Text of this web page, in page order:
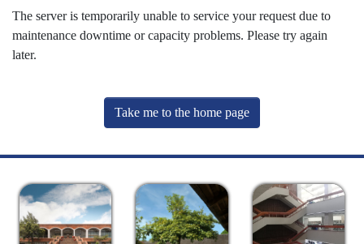
The server is temporarily unable to service your request due to
maintenance downtime or capacity problems. Please try again
later.
Take me to the home page